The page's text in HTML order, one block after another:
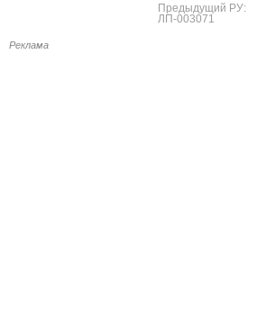
Предыдущий РУ:
ЛП-003071
Реклама